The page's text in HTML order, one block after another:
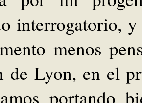
interrogatorio,
menos
de Lyon, en el
portando